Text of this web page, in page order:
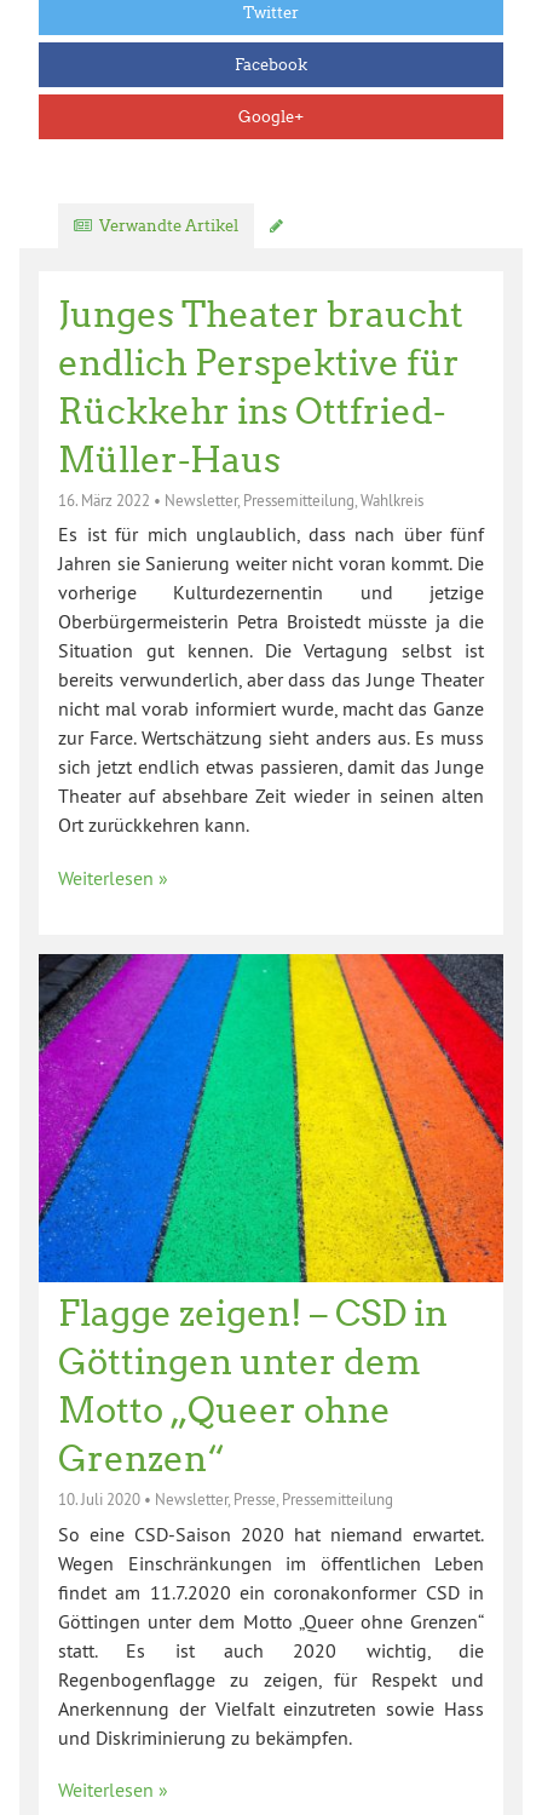
Twitter
Facebook
Google+
Verwandte Artikel
Junges Theater braucht
endlich Perspektive für
Rückkehr ins Ottfried-
Müller-Haus
16. März 2022 • Newsletter, Pressemitteilung Wahlkreis
Es ist für mich unglaublich, dass nach über fünf
Jahren sie Sanierung weiter nicht voran kommt. Die
vorherige Kulturdezernentin und jetzige
Oberbürgermeisterin Petra Broistedt müsste ja die
Situation gut kennen. Die Vertagung selbst ist
bereits verwunderlich, aber dass das Junge Theater
nicht mal vorab informiert wurde, macht das Ganze
zur Farce. Wertschätzung sieht anders aus. Es muss
sich jetzt endlich etwas passieren, damit das Junge
Theater auf absehbare Zeit wieder in seinen alten
Ort zurückkehren kann.
Weiterlesen »
Flagge zeigen! – CSD in
Göttingen unter dem
Motto „Queer ohne
Grenzen“
10. Juli 2020 • Newsletter, Presse, Pressemitteilung
So eine CSD-Saison 2020 hat niemand erwartet.
Wegen Einschränkungen im öffentlichen Leben
findet am 11.7.2020 ein coronakonformer CSD in
Göttingen unter dem Motto „Queer ohne Grenzen“
statt. Es ist auch 2020 wichtig, die
Regenbogenflagge zu zeigen, für Respekt und
Anerkennung der Vielfalt einzutreten sowie Hass
und Diskriminierung zu bekämpfen.
Weiterlesen »